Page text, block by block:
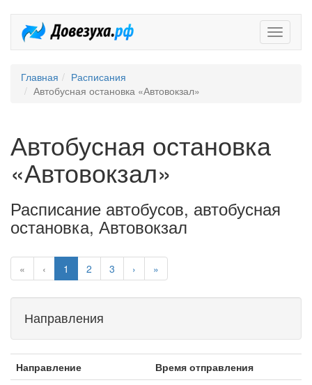
Главная
Расписания
Автобусная остановка «Автовокзал»
Автобусная остановка
«Автовокзал»
Расписание автобусов, автобусная
остановка, Автовокзал
« ‹ 1 2 3 › »
Направления
Направление
Время отправления